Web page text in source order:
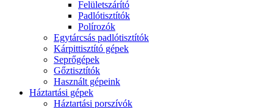
Felületszárító
Padlótisztítók
Polírozók
Egytárcsás padlótisztítók
Kárpittisztító gépek
Seprőgépek
Gőztisztítók
Használt gépeink
Háztartási gépek
Háztartási porszívók